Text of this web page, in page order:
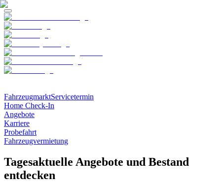
FahrzeugmarktServicetermin
Home Check-In
Angebote
Karriere
Probefahrt
Fahrzeugvermietung
Tagesaktuelle Angebote und Bestand
entdecken